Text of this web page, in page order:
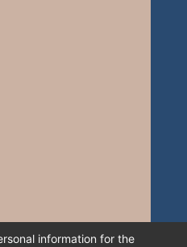
information for the